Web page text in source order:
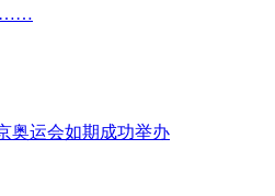
……
奥运会如期成功举办